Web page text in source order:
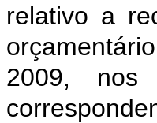
relativo a
2009, nos